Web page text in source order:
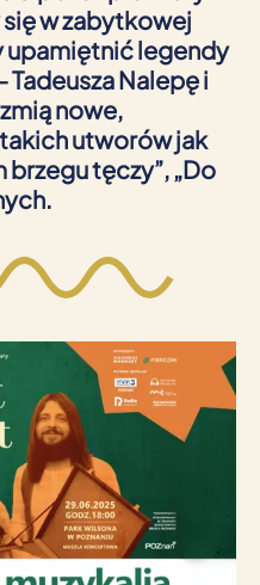
w zabytkowej
upamiętnić legendy
Nalepę i
nowe,
utworów jak
brzegu tęczy”, „Do